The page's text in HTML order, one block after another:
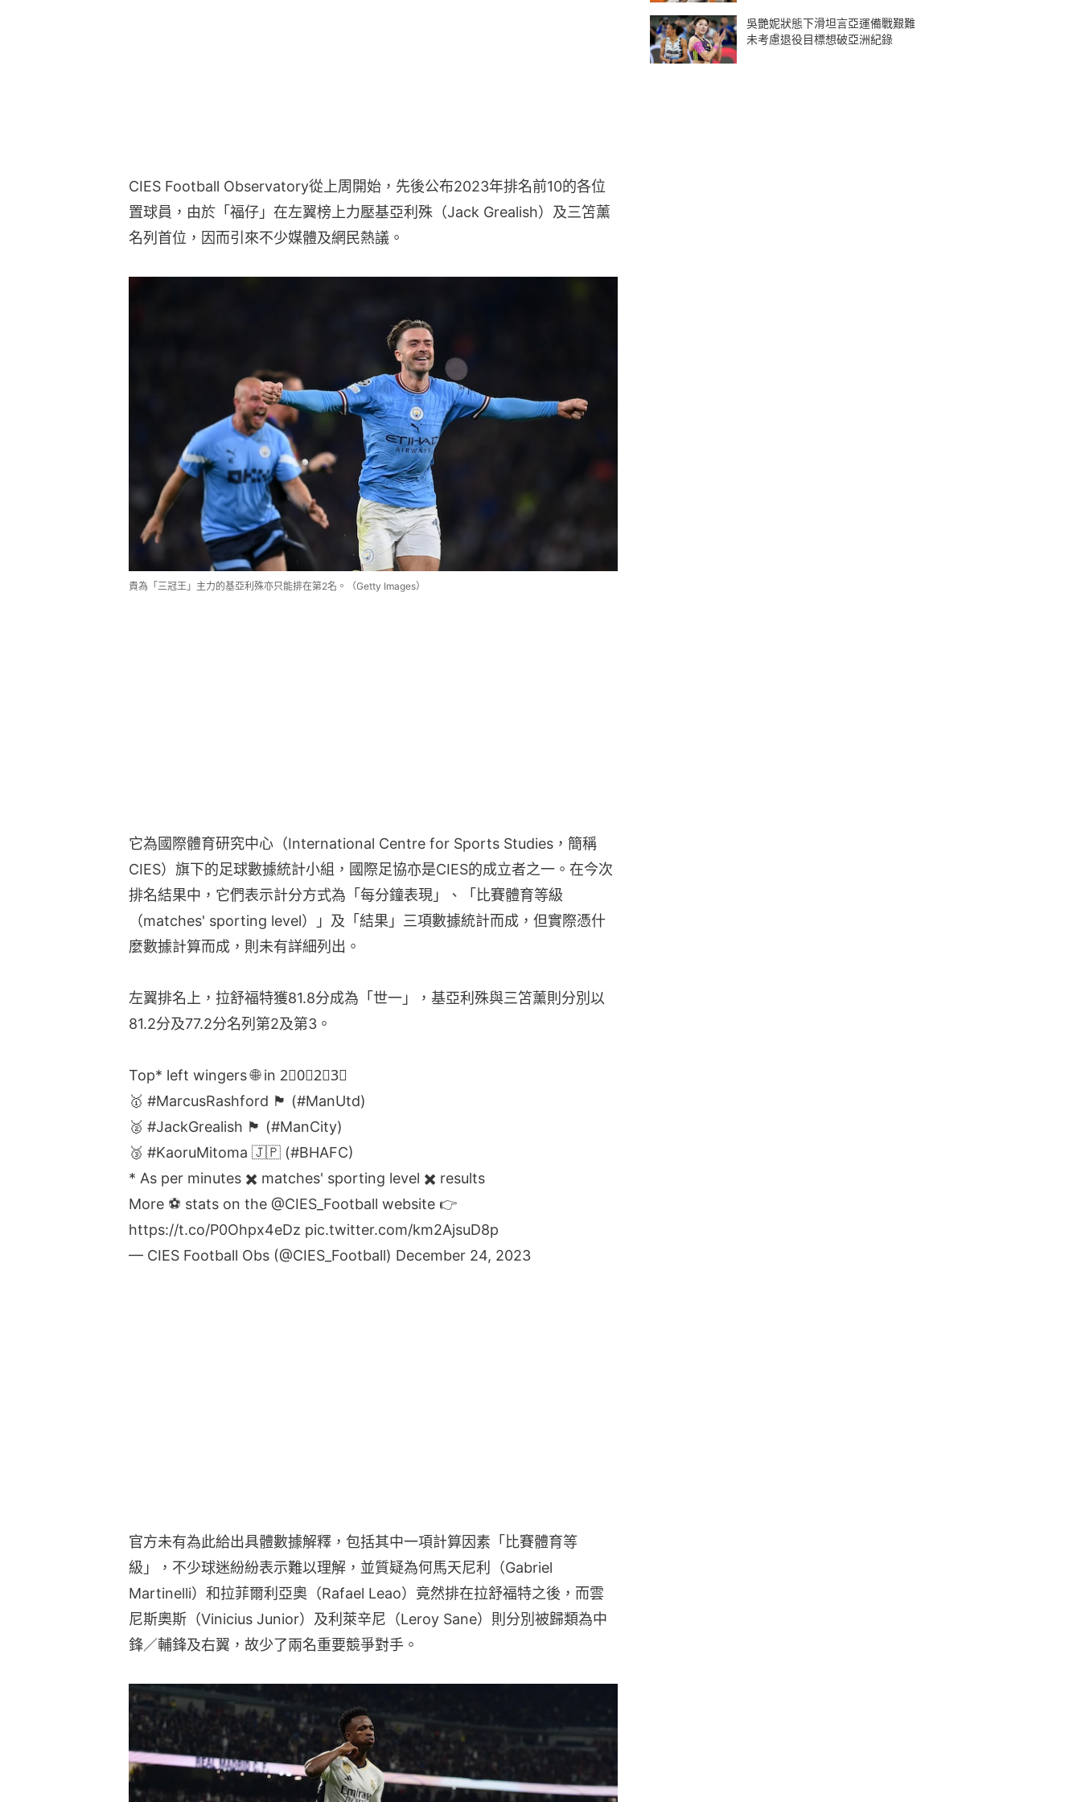
CIES Football Observatory從上周開始，先後公布2023年排名前10的各位
置球員，由於「福仔」在左翼榜上力壓基亞利殊（Jack Grealish）及三笘薰
名列首位，因而引來不少媒體及網民熱議。
貴為「三冠王」主力的基亞利殊亦只能排在第2名。（Getty Images）
它為國際體育研究中心（International Centre for Sports Studies，簡稱
CIES）旗下的足球數據統計小組，國際足協亦是CIES的成立者之一。在今次
排名結果中，它們表示計分方式為「每分鐘表現」、「比賽體育等級
（matches' sporting level）」及「結果」三項數據統計而成，但實際憑什
麼數據計算而成，則未有詳細列出。
左翼排名上，拉舒福特獲81.8分成為「世一」，基亞利殊與三笘薰則分別以
81.2分及77.2分名列第2及第3。
Top* left wingers 🌐 in 2⃣0⃣2⃣3⃣
🥇 #MarcusRashford 🏴󠁧󠁢󠁥󠁮󠁧󠁿 (#ManUtd)
🥈 #JackGrealish 🏴󠁧󠁢󠁥󠁮󠁧󠁿 (#ManCity)
🥉 #KaoruMitoma 🇯🇵 (#BHAFC)
* As per minutes ✖️ matches' sporting level ✖️ results
More ⚽️ stats on the @CIES_Football website 👉
https://t.co/P0Ohpx4eDz pic.twitter.com/km2AjsuD8p
— CIES Football Obs (@CIES_Football) December 24, 2023
官方未有為此給出具體數據解釋，包括其中一項計算因素「比賽體育等
級」，不少球迷紛紛表示難以理解，並質疑為何馬天尼利（Gabriel
Martinelli）和拉菲爾利亞奧（Rafael Leao）竟然排在拉舒福特之後，而雲
尼斯奧斯（Vinicius Junior）及利萊辛尼（Leroy Sane）則分別被歸類為中
鋒／輔鋒及右翼，故少了兩名重要競爭對手。
吳艷妮狀態下滑坦言亞運備戰艱難
未考慮退役目標想破亞洲紀錄